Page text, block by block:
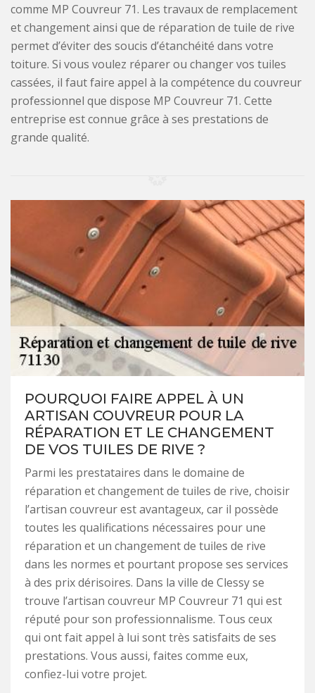
comme MP Couvreur 71. Les travaux de remplacement
et changement ainsi que de réparation de tuile de rive
permet d’éviter des soucis d’étanchéité dans votre
toiture. Si vous voulez réparer ou changer vos tuiles
cassées, il faut faire appel à la compétence du couvreur
professionnel que dispose MP Couvreur 71. Cette
entreprise est connue grâce à ses prestations de
grande qualité.
POURQUOI FAIRE APPEL À UN
ARTISAN COUVREUR POUR LA
RÉPARATION ET LE CHANGEMENT
DE VOS TUILES DE RIVE ?
Parmi les prestataires dans le domaine de
réparation et changement de tuiles de rive, choisir
l’artisan couvreur est avantageux, car il possède
toutes les qualifications nécessaires pour une
réparation et un changement de tuiles de rive
dans les normes et pourtant propose ses services
à des prix dérisoires. Dans la ville de Clessy se
trouve l’artisan couvreur MP Couvreur 71 qui est
réputé pour son professionnalisme. Tous ceux
qui ont fait appel à lui sont très satisfaits de ses
prestations. Vous aussi, faites comme eux,
confiez-lui votre projet.